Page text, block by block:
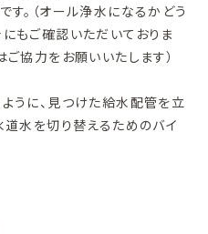
す。（オール浄水になるかどう
もご確認いただいておりま
協力をお願いいたします）
うに、見つけた給水配管を立
道水を切り替えるためのバイ